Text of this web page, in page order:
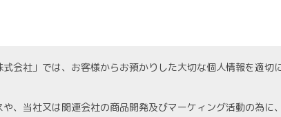
会社」では、お客様からお預かりした大切な個人情報を適切
、当社又は関連会社の商品開発及びマーケィング活動の為